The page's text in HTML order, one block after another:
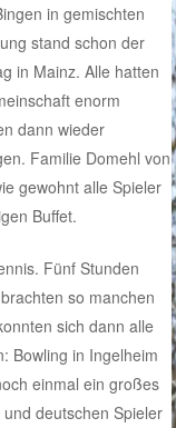
in gemischten
stand schon der
in Mainz. Alle hatten
enorm
dann wieder
Familie Domehl von
gewohnt alle Spieler
Buffet.
Fünf Stunden
so manchen
sich dann alle
Bowling in Ingelheim
einmal ein großes
deutschen Spieler